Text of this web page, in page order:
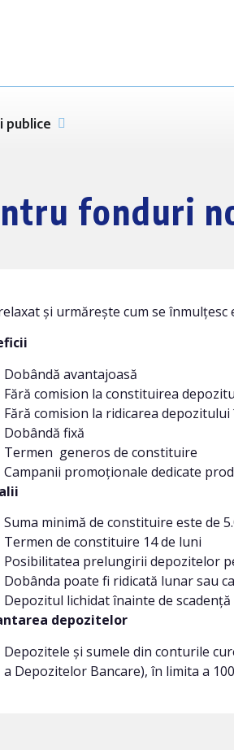
publice
fonduri
și urmărește cum se înmulțesc
Dobândă avantajoasă
Fără comision la constituirea
Fără comision la ridicarea depozitului
Dobândă fixă
Termen generos de constituire
Campanii promoționale dedicate
Suma minimă de constituire este de
Termen de constituire 14 de luni
Posibilitatea prelungirii depozitelor
Dobânda poate fi ridicată lunar sau
Depozitul lichidat înainte de
depozitelor
Depozitele și sumele din conturile
a Depozitelor Bancare), în limita a